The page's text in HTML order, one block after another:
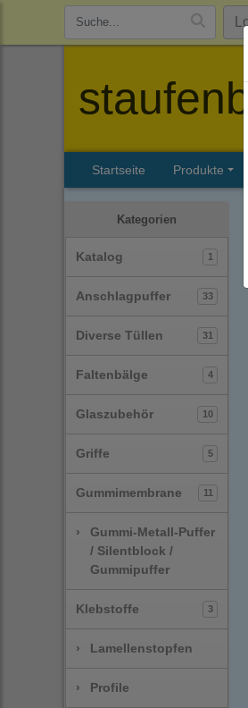
Startseite Produkte
Kategorien
Katalog 1
Anschlagpuffer 33
Diverse Tüllen 31
Faltenbälge 4
Glaszubehör 10
Griffe 5
Gummimembrane 11
›
Gummi-Metall-Puffer
/ Silentblock /
Gummipuffer
Klebstoffe 3
› Lamellenstopfen
› Profile